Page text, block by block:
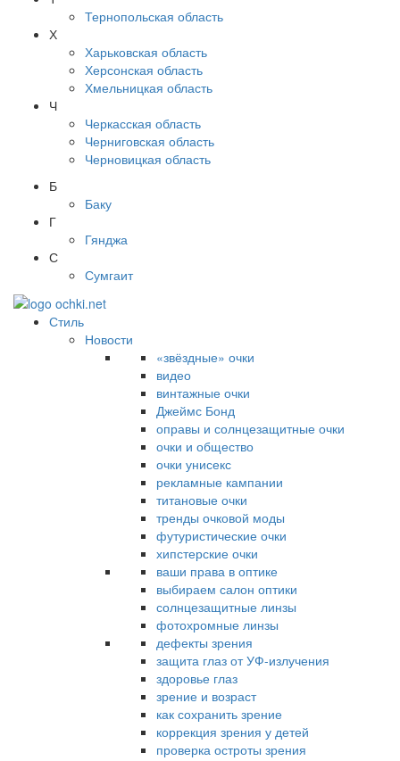
Тернопольская область
Х
Харьковская область
Херсонская область
Хмельницкая область
Ч
Черкасская область
Черниговская область
Черновицкая область
Б
Баку
Г
Гянджа
С
Сумгаит
Стиль
Новости
«звёздные» очки
видео
винтажные очки
Джеймс Бонд
оправы и солнцезащитные очки
очки и общество
очки унисекс
рекламные кампании
титановые очки
тренды очковой моды
футуристические очки
хипстерские очки
ваши права в оптике
выбираем салон оптики
солнцезащитные линзы
фотохромные линзы
дефекты зрения
защита глаз от УФ-излучения
здоровье глаз
зрение и возраст
как сохранить зрение
коррекция зрения у детей
проверка остроты зрения